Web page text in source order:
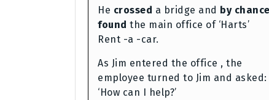
He crossed a bridge and by chance
found the main office of ‘Harts’
Rent -a -car.
As Jim entered the office , the
employee turned to Jim and asked:
‘How can I help?’